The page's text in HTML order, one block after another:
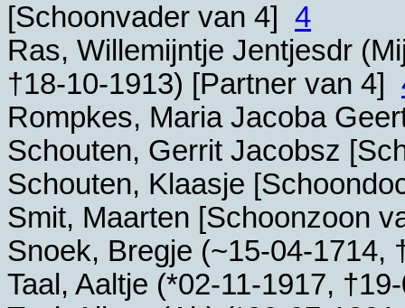
[Schoonvader van 4] 4
Ras, Willemijntje Jentjesdr
†18-10-1913) [Partner van 4]
Rompkes, Maria Jacoba
Schouten, Gerrit Jacobsz
Schouten, Klaasje
Smit, Maarten [Schoonzoon
Snoek, Bregje (~15-04-1714,
Taal, Aaltje (*02-11-1917, †